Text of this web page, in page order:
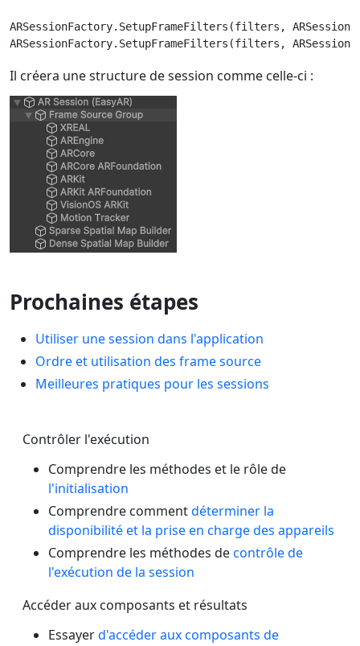
ARSessionFactory.SetupFrameFilters(filters,
Il créera une structure de session comme celle-ci :
Prochaines étapes
Utiliser une session dans l'application
Ordre et utilisation des frame source
Meilleures pratiques pour les sessions
Contrôler l'exécution
Comprendre les méthodes et le rôle de
l'initialisation
Comprendre commentdéterminer la
disponibilité et la prise en charge des appareils
Comprendre les méthodes decontrôle de
l'exécution de la session
Accéder aux composants et résultats
Essayerd'accéder aux composants de